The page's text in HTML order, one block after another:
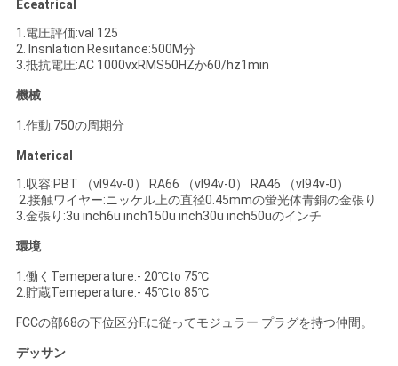
POLICY
Eceatrical
1.電圧評価:val 125
2. Insnlation Resiitance:500M分
3.抵抗電圧:AC 1000vxRMS50HZか60/hz1min
機械
1.作動:750の周期分
Materical
1.収容:PBT （vl94v-0） RA66 （vl94v-0） RA46 （vl94v-0）
2.接触ワイヤー:ニッケル上の直径0.45mmの蛍光体青銅の金張り
3.金張り:3u inch6u inch150u inch30u inch50uのインチ
環境
1.働くTemeperature:- 20℃to 75℃
2.貯蔵Temeperature:- 45℃to 85℃
FCCの部68の下位区分F.に従ってモジュラー プラグを持つ仲間。
デッサン